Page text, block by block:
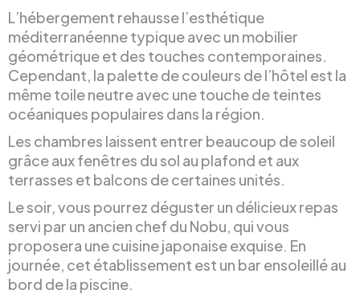
L’hébergement rehausse l’esthétique
méditerranéenne typique avec un mobilier
géométrique et des touches contemporaines.
Cependant, la palette de couleurs de l’hôtel est la
même toile neutre avec une touche de teintes
océaniques populaires dans la région.
Les chambres laissent entrer beaucoup de soleil
grâce aux fenêtres du sol au plafond et aux
terrasses et balcons de certaines unités.
Le soir, vous pourrez déguster un délicieux repas
servi par un ancien chef du Nobu, qui vous
proposera une cuisine japonaise exquise. En
journée, cet établissement est un bar ensoleillé au
bord de la piscine.